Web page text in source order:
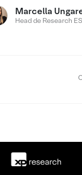
Marcella
Head de Research